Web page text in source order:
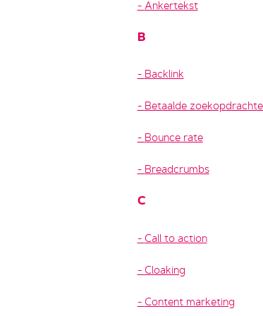
Ankertekst
B
Backlink
Betaalde
Bounce rate
Breadcrumbs
C
Call to action
Cloaking
Content marketing